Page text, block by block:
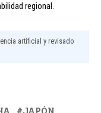
regional.
artificial y revisado